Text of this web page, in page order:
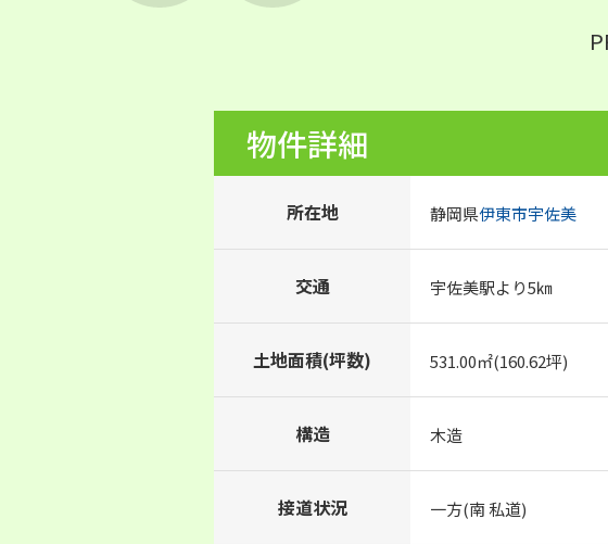
物件詳細
所在地 静岡県伊東市宇佐美
交通 宇佐美駅より5㎞
土地面積(坪数) 531.00㎡(160.62坪)
構造 木造
接道状況 一方(南 私道)